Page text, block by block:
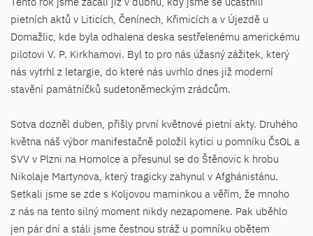
pietních aktů v Liticích, Čenínech, Křimicích a v Újezdě u
Domažlic, kde byla odhalena deska sestřelenému americkému
pilotovi V. P. Kirkhamovi. Byl to pro nás úžasný zážitek, který
nás vytrhl z letargie, do které nás uvrhlo dnes již moderní
stavění památníčků sudetoněmeckým zrádcům.
Sotva dozněl duben, přišly první květnové pietní akty. Druhého
května náš výbor manifestačně položil kytici u pomníku ČsOL a
SVV v Plzni na Homolce a přesunul se do Štěnovic k hrobu
Nikolaje Martynova, který tragicky zahynul v Afghánistánu.
Setkali jsme se zde s Koljovou maminkou a věřím, že mnoho
z nás na tento silný moment nikdy nezapomene. Pak uběhlo
jen pár dní a stáli jsme čestnou stráž u pomníku obětem